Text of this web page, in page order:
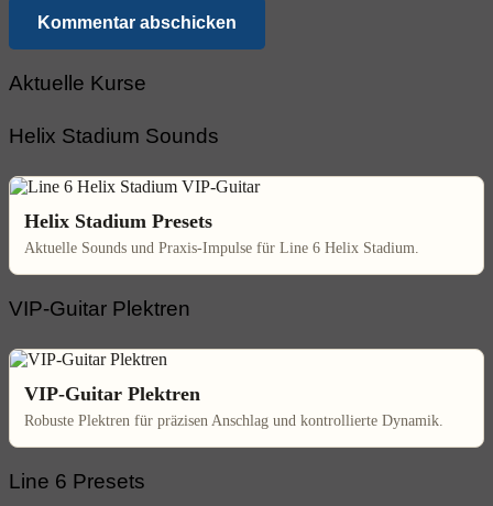
Kommentar abschicken
Aktuelle Kurse
Helix Stadium Sounds
Helix Stadium Presets
Aktuelle Sounds und Praxis-Impulse für Line 6 Helix Stadium.
VIP-Guitar Plektren
VIP-Guitar Plektren
Robuste Plektren für präzisen Anschlag und kontrollierte Dynamik.
Line 6 Presets